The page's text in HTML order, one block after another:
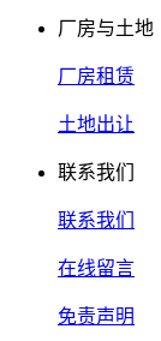
厂房与土地
厂房租赁
土地出让
联系我们
联系我们
在线留言
免责声明